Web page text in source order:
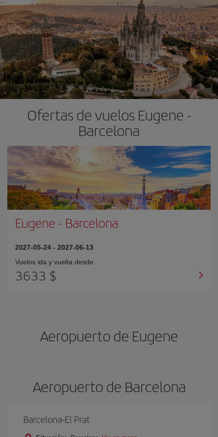
Ofertas de vuelos Eugene -
Barcelona
Eugene - Barcelona
2027-05-24 - 2027-06-13
Vuelos ida y vuelta desde
3633 $
Aeropuerto de Eugene
Aeropuerto de Barcelona
Barcelona-El Prat